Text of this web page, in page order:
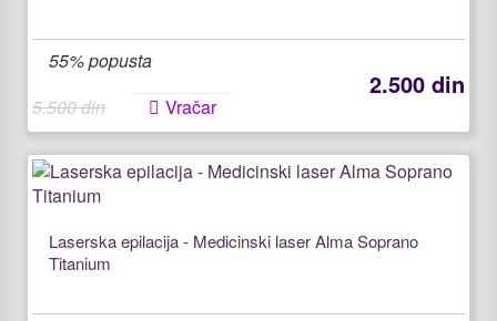
55% popusta
2.500 din
5.500 din Vračar
Laserska epilacija - Medicinski laser Alma Soprano
Titanium